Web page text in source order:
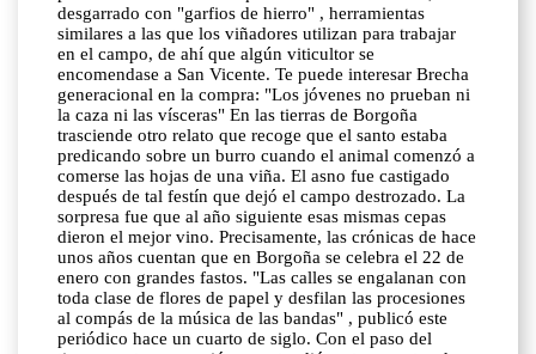
desgarrado con "garfios de hierro" , herramientas
similares a las que los viñadores utilizan para trabajar
en el campo, de ahí que algún viticultor se
encomendase a San Vicente. Te puede interesar Brecha
generacional en la compra: "Los jóvenes no prueban ni
la caza ni las vísceras" En las tierras de Borgoña
trasciende otro relato que recoge que el santo estaba
predicando sobre un burro cuando el animal comenzó a
comerse las hojas de una viña. El asno fue castigado
después de tal festín que dejó el campo destrozado. La
sorpresa fue que al año siguiente esas mismas cepas
dieron el mejor vino. Precisamente, las crónicas de hace
unos años cuentan que en Borgoña se celebra el 22 de
enero con grandes fastos. "Las calles se engalanan con
toda clase de flores de papel y desfilan las procesiones
al compás de la música de las bandas" , publicó este
periódico hace un cuarto de siglo. Con el paso del